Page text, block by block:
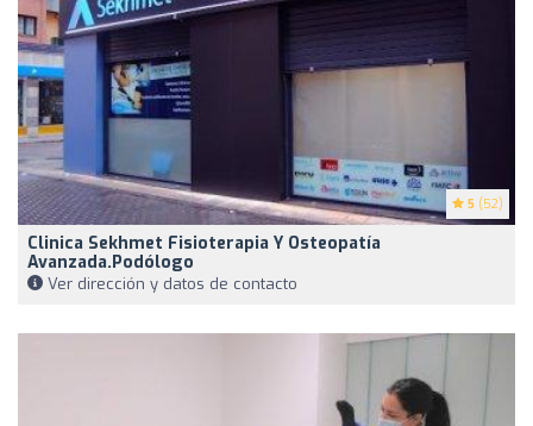
5 (52)
Clinica Sekhmet Fisioterapia Y Osteopatía
Avanzada.Podólogo
Ver dirección y datos de contacto